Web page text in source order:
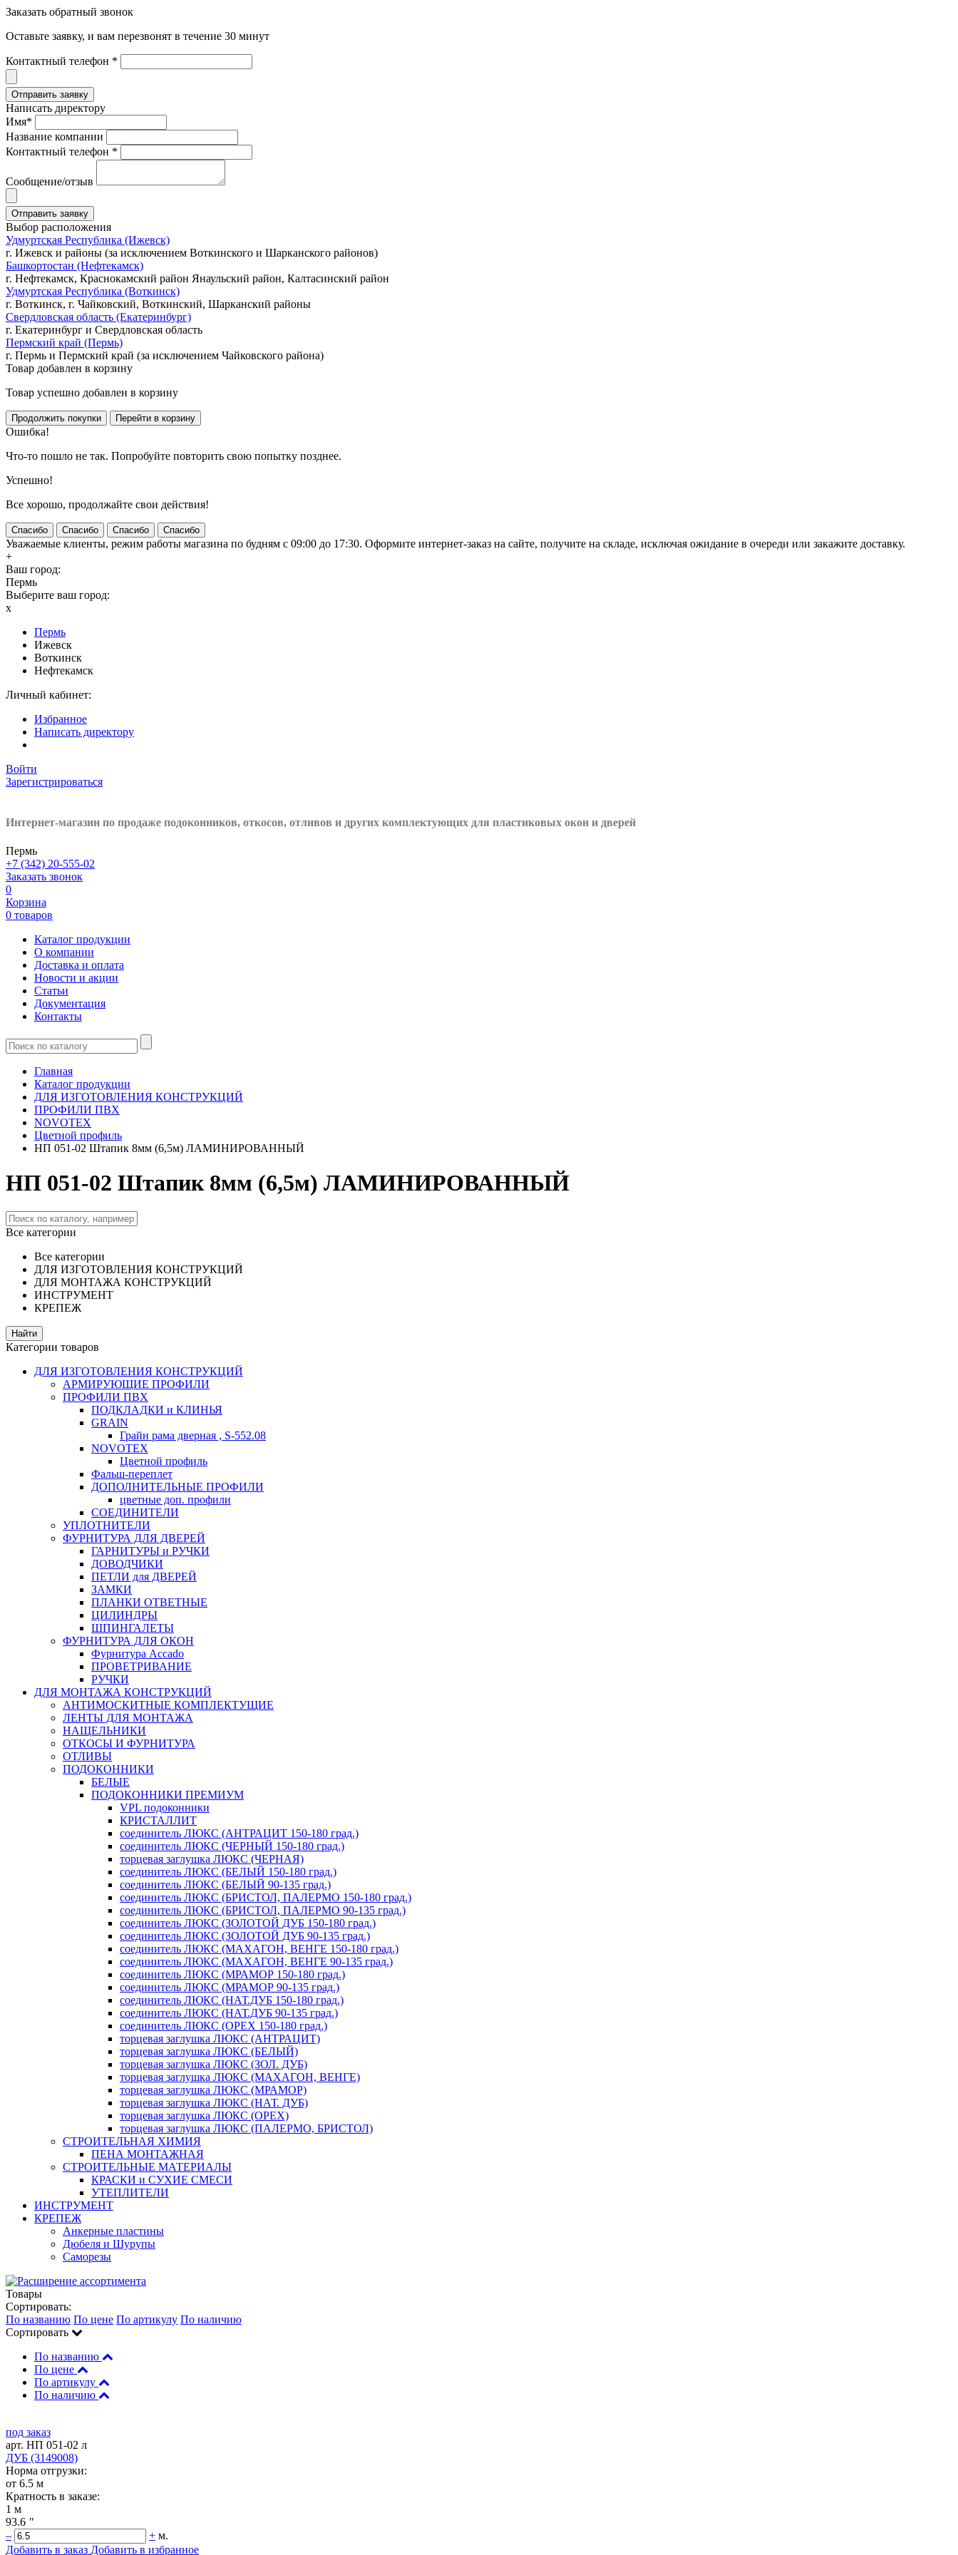
Заказать обратный звонок
Оставьте заявку, и вам перезвонят в течение 30 минут
Контактный телефон *
Написать директору
Имя*
Название компании
Контактный телефон *
Сообщение/отзыв
Выбор расположения
Удмуртская Республика (Ижевск)
г. Ижевск и районы (за исключением Воткинского и Шарканского районов)
Башкортостан (Нефтекамск)
г. Нефтекамск, Краснокамский район Янаульский район, Калтасинский район
Удмуртская Республика (Воткинск)
г. Воткинск, г. Чайковский, Воткинский, Шарканский районы
Свердловская область (Екатеринбург)
г. Екатеринбург и Свердловская область
Пермский край (Пермь)
г. Пермь и Пермский край (за исключением Чайковского района)
Товар добавлен в корзину
Товар успешно добавлен в корзину
Ошибка!
Что-то пошло не так. Попробуйте повторить свою попытку позднее.
Успешно!
Все хорошо, продолжайте свои действия!
Спасибо Спасибо Спасибо Спасибо
Уважаемые клиенты, режим работы магазина по будням с 09:00 до 17:30. Оформите интернет-заказ на сайте, получите на складе, исключая ожидание в очереди или закажите доставку.
+
Ваш город:
Пермь
Выберите ваш город:
x
Пермь
Ижевск
Воткинск
Нефтекамск
Личный кабинет:
Избранное
Написать директору
Войти
Зарегистрироваться
Интернет-магазин по продаже подоконников, откосов, отливов и других комплектующих для пластиковых окон и дверей
Пермь
+7 (342) 20-555-02
Заказать звонок
0
Корзина
0 товаров
Каталог продукции
О компании
Доставка и оплата
Новости и акции
Статьи
Документация
Контакты
Главная
Каталог продукции
ДЛЯ ИЗГОТОВЛЕНИЯ КОНСТРУКЦИЙ
ПРОФИЛИ ПВХ
NOVOTEX
Цветной профиль
НП 051-02 Штапик 8мм (6,5м) ЛАМИНИРОВАННЫЙ
НП 051-02 Штапик 8мм (6,5м) ЛАМИНИРОВАННЫЙ
Все категории
Все категории
ДЛЯ ИЗГОТОВЛЕНИЯ КОНСТРУКЦИЙ
ДЛЯ МОНТАЖА КОНСТРУКЦИЙ
ИНСТРУМЕНТ
КРЕПЕЖ
Категории товаров
ДЛЯ ИЗГОТОВЛЕНИЯ КОНСТРУКЦИЙ
АРМИРУЮЩИЕ ПРОФИЛИ
ПРОФИЛИ ПВХ
ПОДКЛАДКИ и КЛИНЬЯ
GRAIN
Грайн рама дверная , S-552.08
NOVOTEX
Цветной профиль
Фальш-переплет
ДОПОЛНИТЕЛЬНЫЕ ПРОФИЛИ
цветные доп. профили
СОЕДИНИТЕЛИ
УПЛОТНИТЕЛИ
ФУРНИТУРА ДЛЯ ДВЕРЕЙ
ГАРНИТУРЫ и РУЧКИ
ДОВОДЧИКИ
ПЕТЛИ для ДВЕРЕЙ
ЗАМКИ
ПЛАНКИ ОТВЕТНЫЕ
ЦИЛИНДРЫ
ШПИНГАЛЕТЫ
ФУРНИТУРА ДЛЯ ОКОН
Фурнитура Accado
ПРОВЕТРИВАНИЕ
РУЧКИ
ДЛЯ МОНТАЖА КОНСТРУКЦИЙ
АНТИМОСКИТНЫЕ КОМПЛЕКТУЩИЕ
ЛЕНТЫ ДЛЯ МОНТАЖА
НАЩЕЛЬНИКИ
ОТКОСЫ И ФУРНИТУРА
ОТЛИВЫ
ПОДОКОННИКИ
БЕЛЫЕ
ПОДОКОННИКИ ПРЕМИУМ
VPL подоконники
КРИСТАЛЛИТ
соединитель ЛЮКС (АНТРАЦИТ 150-180 град.)
соединитель ЛЮКС (ЧЕРНЫЙ 150-180 град.)
торцевая заглушка ЛЮКС (ЧЕРНАЯ)
соединитель ЛЮКС (БЕЛЫЙ 150-180 град.)
соединитель ЛЮКС (БЕЛЫЙ 90-135 град.)
соединитель ЛЮКС (БРИСТОЛ, ПАЛЕРМО 150-180 град.)
соединитель ЛЮКС (БРИСТОЛ, ПАЛЕРМО 90-135 град.)
соединитель ЛЮКС (ЗОЛОТОЙ ДУБ 150-180 град.)
соединитель ЛЮКС (ЗОЛОТОЙ ДУБ 90-135 град.)
соединитель ЛЮКС (МАХАГОН, ВЕНГЕ 150-180 град.)
соединитель ЛЮКС (МАХАГОН, ВЕНГЕ 90-135 град.)
соединитель ЛЮКС (МРАМОР 150-180 град.)
соединитель ЛЮКС (МРАМОР 90-135 град.)
соединитель ЛЮКС (НАТ.ДУБ 150-180 град.)
соединитель ЛЮКС (НАТ.ДУБ 90-135 град.)
соединитель ЛЮКС (ОРЕХ 150-180 град.)
торцевая заглушка ЛЮКС (АНТРАЦИТ)
торцевая заглушка ЛЮКС (БЕЛЫЙ)
торцевая заглушка ЛЮКС (ЗОЛ. ДУБ)
торцевая заглушка ЛЮКС (МАХАГОН, ВЕНГЕ)
торцевая заглушка ЛЮКС (МРАМОР)
торцевая заглушка ЛЮКС (НАТ. ДУБ)
торцевая заглушка ЛЮКС (ОРЕХ)
торцевая заглушка ЛЮКС (ПАЛЕРМО, БРИСТОЛ)
СТРОИТЕЛЬНАЯ ХИМИЯ
ПЕНА МОНТАЖНАЯ
СТРОИТЕЛЬНЫЕ МАТЕРИАЛЫ
КРАСКИ и СУХИЕ СМЕСИ
УТЕПЛИТЕЛИ
ИНСТРУМЕНТ
КРЕПЕЖ
Анкерные пластины
Дюбеля и Шурупы
Саморезы
Товары
Сортировать:
По названию По цене По артикулу По наличию
Сортировать
По названию
По цене
По артикулу
По наличию
под заказ
арт. НП 051-02 л
ДУБ (3149008)
Норма отгрузки:
от 6.5 м
Кратность в заказе:
1 м
93.6 "
–
+ м.
Добавить в заказ Добавить в избранное